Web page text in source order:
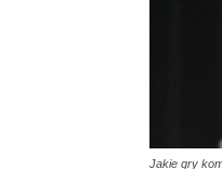
Jakie gry